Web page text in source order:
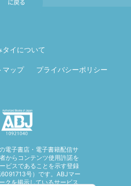
タイについて
マップ プライバシーポリシー
電子書店・電子書籍配信サ
からコンテンツ使用許諾を
ビスであることを示す登録
号）です。ABJマー
クを掲示しているサービス